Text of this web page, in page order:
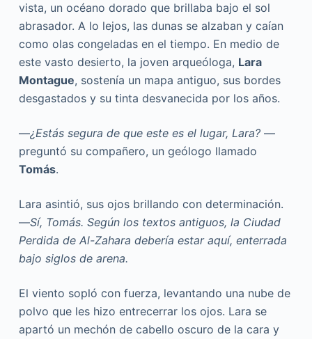
vista, un océano dorado que brillaba bajo el sol
abrasador. A lo lejos, las dunas se alzaban y caían
como olas congeladas en el tiempo. En medio de
este vasto desierto, la joven arqueóloga, Lara
Montague, sostenía un mapa antiguo, sus bordes
desgastados y su tinta desvanecida por los años.
—¿Estás segura de que este es el lugar, Lara?—
preguntó su compañero, un geólogo llamado
Tomás.
Lara asintió, sus ojos brillando con determinación.
—Sí, Tomás. Según los textos antiguos, la Ciudad
Perdida de Al-Zahara debería estar aquí, enterrada
bajo siglos de arena.
El viento sopló con fuerza, levantando una nube de
polvo que les hizo entrecerrar los ojos. Lara se
apartó un mechón de cabello oscuro de la cara y